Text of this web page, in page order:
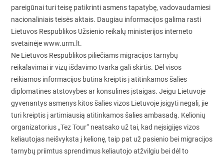
pareigūnai turi teisę patikrinti asmens tapatybę, vadovaudamiesi
nacionaliniais teisės aktais. Daugiau informacijos galima rasti
Lietuvos Respublikos Užsienio reikalų ministerijos interneto
svetainėje www.urm.lt.
Ne Lietuvos Respublikos piliečiams migracijos tarnybų
reikalavimai ir vizų išdavimo tvarka gali skirtis. Dėl visos
reikiamos informacijos būtina kreiptis į atitinkamos šalies
diplomatines atstovybes ar konsulines įstaigas. Jeigu Lietuvoje
gyvenantys asmenys kitos šalies vizos Lietuvoje įsigyti negali, jie
turi kreiptis į artimiausią atitinkamos šalies ambasadą. Kelionių
organizatorius „Tez Tour“ neatsako už tai, kad neįsigijęs vizos
keliautojas neišvyksta į kelionę, taip pat už pasienio bei migracijos
tarnybų priimtus sprendimus keliautojo atžvilgiu bei dėl to